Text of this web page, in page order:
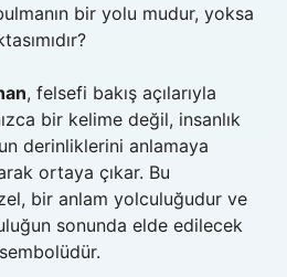
bir yolu mudur, yoksa
, felsefi bakış açılarıyla
bir kelime değil, insanlık
derinliklerini anlamaya
ortaya çıkar. Bu
bir anlam yolculuğudur ve
sonunda elde edilecek